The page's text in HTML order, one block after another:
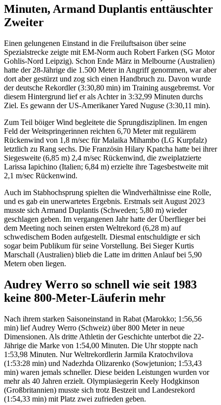
Minuten, Armand Duplantis enttäuschter
Zweiter
Einen gelungenen Einstand in die Freiluftsaison über seine
Spezialstrecke zeigte mit EM-Norm auch Robert Farken (SG Motor
Gohlis-Nord Leipzig). Schon Ende März in Melbourne (Australien)
hatte der 28-Jährige die 1.500 Meter in Angriff genommen, war aber
dort aber gestürzt und zog sich einen Handbruch zu. Davon wurde
der deutsche Rekordler (3:30,80 min) im Training ausgebremst. Vor
diesem Hintergrund lief er als Achter in 3:32,99 Minuten durchs
Ziel. Es gewann der US-Amerikaner Yared Nuguse (3:30,11 min).
Zum Teil böiger Wind begleitete die Sprungdisziplinen. Im engen
Feld der Weitspringerinnen reichten 6,70 Meter mit regulärem
Rückenwind von 1,8 m/sec für Malaika Mihambo (LG Kurpfalz)
letztlich zu Rang sechs. Die Französin Hilary Kpatcha hatte bei ihrer
Siegesweite (6,85 m) 2,4 m/sec Rückenwind, die zweiplatzierte
Larissa Iapichino (Italien; 6,84 m) erzielte ihre Tagesbestweite mit
2,1 m/sec Rückenwind.
Auch im Stabhochsprung spielten die Windverhältnisse eine Rolle,
und es gab ein unerwartetes Ergebnis. Erstmals seit August 2023
musste sich Armand Duplantis (Schweden; 5,80 m) wieder
geschlagen geben. Im vergangenen Jahr hatte der Überflieger bei
dem Meeting noch seinen ersten Weltrekord (6,28 m) auf
schwedischem Boden aufgestellt. Diesmal entschuldigte er sich
sogar beim Publikum für seine Vorstellung. Bei Sieger Kurtis
Marschall (Australien) blieb die Latte im dritten Anlauf bei 5,90
Metern oben liegen.
Audrey Werro so schnell wie seit 1983
keine 800-Meter-Läuferin mehr
Nach ihrem starken Saisoneinstand in Rabat (Marokko; 1:56,56
min) lief Audrey Werro (Schweiz) über 800 Meter in neue
Dimensionen. Als dritte Athletin der Geschichte unterbot die 22-
Jährige die Marke von 1:54,00 Minuten. Die Uhr stoppte nach
1:53,98 Minuten. Nur Weltrekordlerin Jarmila Kratochvilova
(1:53:28 min) und Nadezhda Olizarenko (Sowjetunion; 1:53,43
min) waren jemals schneller. Diese beiden Leistungen wurden vor
mehr als 40 Jahren erzielt. Olympiasiegerin Keely Hodgkinson
(Großbritannien) musste sich trotz Bestzeit und Landesrekord
(1:54,33 min) mit Platz zwei zufrieden geben.